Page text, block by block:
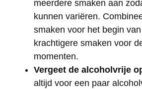
meerdere smaken aan
kunnen variëren.
smaken voor het begin
krachtigere smaken voor
momenten.
Vergeet de alcoholvrije
altijd voor een paar